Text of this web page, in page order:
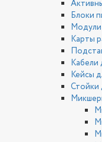
Блоки
Модули
Карты
Кабели
Кейсы
Стойки